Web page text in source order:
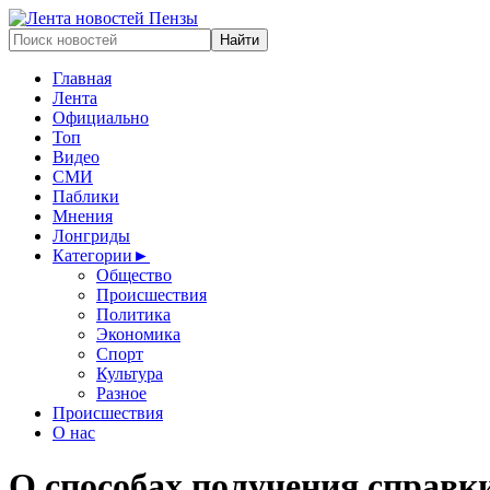
Главная
Лента
Официально
Топ
Видео
СМИ
Паблики
Мнения
Лонгриды
Категории ►
Общество
Происшествия
Политика
Экономика
Спорт
Культура
Разное
Происшествия
О нас